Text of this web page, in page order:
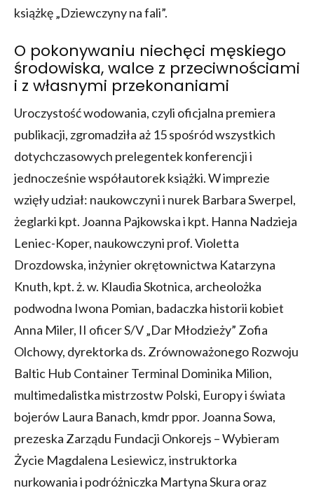
książkę „Dziewczyny na fali”.
O pokonywaniu niechęci męskiego
środowiska, walce z przeciwnościami
i z własnymi przekonaniami
Uroczystość wodowania, czyli oficjalna premiera
publikacji, zgromadziła aż 15 spośród wszystkich
dotychczasowych prelegentek konferencji i
jednocześnie współautorek książki. W imprezie
wzięły udział: naukowczyni i nurek Barbara Swerpel,
żeglarki kpt. Joanna Pajkowska i kpt. Hanna Nadzieja
Leniec-Koper, naukowczyni prof. Violetta
Drozdowska, inżynier okrętownictwa Katarzyna
Knuth, kpt. ż. w. Klaudia Skotnica, archeolożka
podwodna Iwona Pomian, badaczka historii kobiet
Anna Miler, II oficer S/V „Dar Młodzieży” Zofia
Olchowy, dyrektorka ds. Zrównoważonego Rozwoju
Baltic Hub Container Terminal Dominika Milion,
multimedalistka mistrzostw Polski, Europy i świata
bojerów Laura Banach, kmdr ppor. Joanna Sowa,
prezeska Zarządu Fundacji Onkorejs – Wybieram
Życie Magdalena Lesiewicz, instruktorka
nurkowania i podróżniczka Martyna Skura oraz